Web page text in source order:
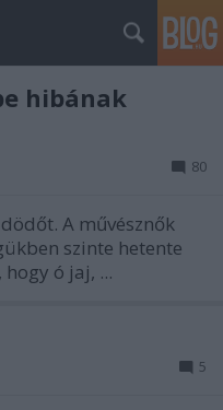
hibának
80
A művésznők
szinte hetente
ó jaj, ...
5